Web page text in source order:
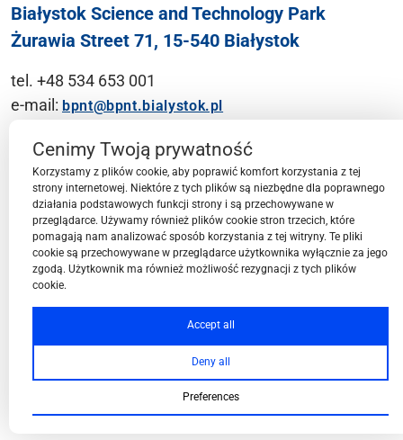
Białystok Science and Technology Park
Żurawia Street 71, 15-540 Białystok
tel. +48 534 653 001
e-mail: bpnt@bpnt.bialystok.pl
Contact
BPN-T Area
BPN-T Offer
Cenimy Twoją prywatność
Korzystamy z plików cookie, aby poprawić komfort korzystania z tej
strony internetowej. Niektóre z tych plików są niezbędne dla poprawnego
działania podstawowych funkcji strony i są przechowywane w
przeglądarce. Używamy również plików cookie stron trzecich, które
pomagają nam analizować sposób korzystania z tej witryny. Te pliki
cookie są przechowywane w przeglądarce użytkownika wyłącznie za jego
zgodą. Użytkownik ma również możliwość rezygnacji z tych plików
cookie.
Accept all
Deny all
Preferences